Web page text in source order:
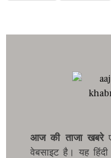
आज की ताजा खबरे
वेबसाइट है। यह हिंदी